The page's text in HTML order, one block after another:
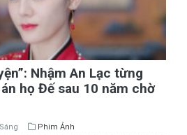
Nhậm An Lạc từng
họ Đế sau 10 năm chờ
Phim Ảnh